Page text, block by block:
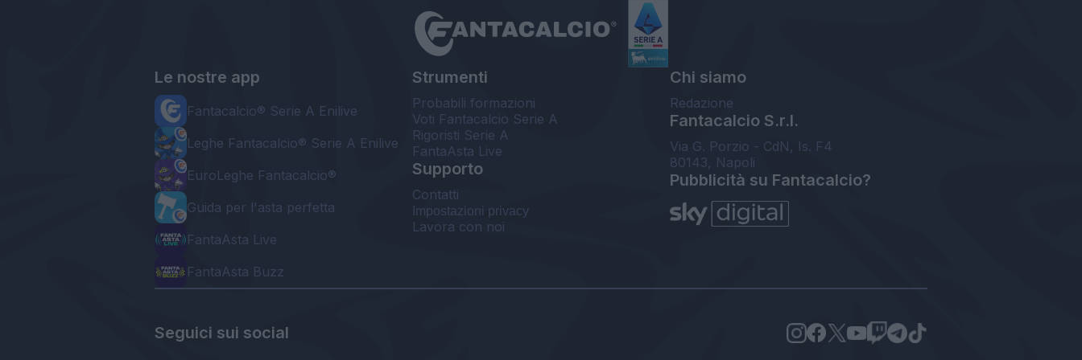
Le nostre app
Fantacalcio® Serie A Enilive
Leghe Fantacalcio® Serie A Enilive
EuroLeghe Fantacalcio®
Guida per l'asta perfetta
FantaAsta Live
FantaAsta Buzz
Strumenti
Probabili formazioni
Voti Fantacalcio Serie A
Rigoristi Serie A
FantaAsta Live
Supporto
Contatti
Impostazioni privacy
Lavora con noi
Chi siamo
Redazione
Fantacalcio S.r.l.
Via G. Porzio - CdN, Is. F4
80143, Napoli
Pubblicità su Fantacalcio?
Seguici sui social